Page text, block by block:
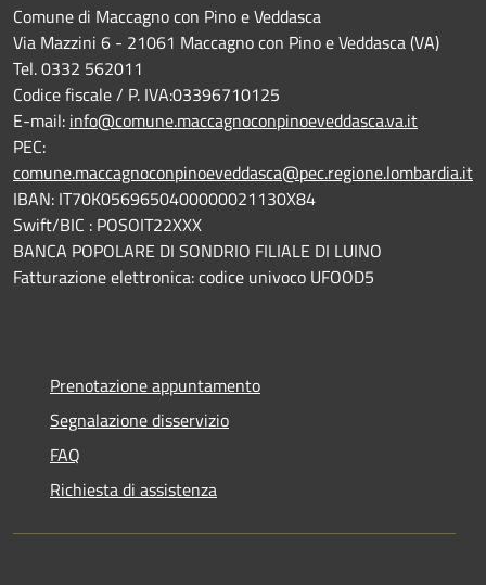
Comune di Maccagno con Pino e Veddasca
Via Mazzini 6 - 21061 Maccagno con Pino e Veddasca (VA)
Tel. 0332 562011
Codice fiscale / P. IVA:03396710125
E-mail: info@comune.maccagnoconpinoeveddasca.va.it
PEC:
comune.maccagnoconpinoeveddasca@pec.regione.lombardia.it
IBAN: IT70K0569650400000021130X84
Swift/BIC : POSOIT22XXX
BANCA POPOLARE DI SONDRIO FILIALE DI LUINO
Fatturazione elettronica: codice univoco UFOOD5
Prenotazione appuntamento
Segnalazione disservizio
FAQ
Richiesta di assistenza